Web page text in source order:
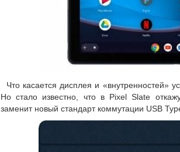
Что касается дисплея и «внутренностей»
Но стало известно, что в Pixel Slate
заменит новый стандарт коммутации USB